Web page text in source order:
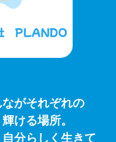
ながそれぞれの
ける場所。
分らしく生きて